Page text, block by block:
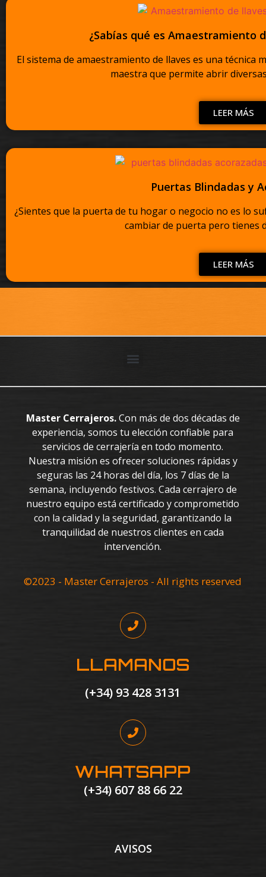
¿Sabías qué es Amaestramiento
El sistema de amaestramiento de llaves es una técnica
maestra que permite abrir
LEER MÁS
Puertas Blindadas y
¿Sientes que la puerta de tu hogar o negocio no es lo
cambiar de puerta pero tienes
LEER MÁS
Master Cerrajeros.Con más de dos décadas de
experiencia, somos tu elección confiable para
servicios de cerrajería en todo momento.
Nuestra misión es ofrecer soluciones rápidas y
seguras las 24 horas del día, los 7 días de la
semana, incluyendo festivos. Cada cerrajero de
nuestro equipo está certificado y comprometido
con la calidad y la seguridad, garantizando la
tranquilidad de nuestros clientes en cada
intervención.
©2023 - Master Cerrajeros - All rights reserved
LLAMANOS
(+34) 93 428 3131
WHATSAPP
(+34) 607 88 66 22
AVISOS